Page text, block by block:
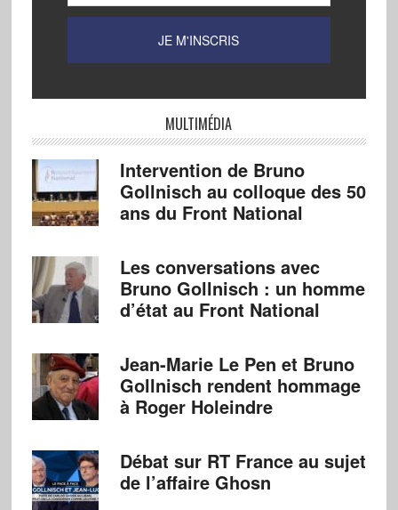
MULTIMÉDIA
Intervention de Bruno
Gollnisch au colloque des 50
ans du Front National
Les conversations avec
Bruno Gollnisch : un homme
d’état au Front National
Jean-Marie Le Pen et Bruno
Gollnisch rendent hommage
à Roger Holeindre
Débat sur RT France au sujet
de l’affaire Ghosn